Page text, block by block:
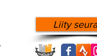
Liity